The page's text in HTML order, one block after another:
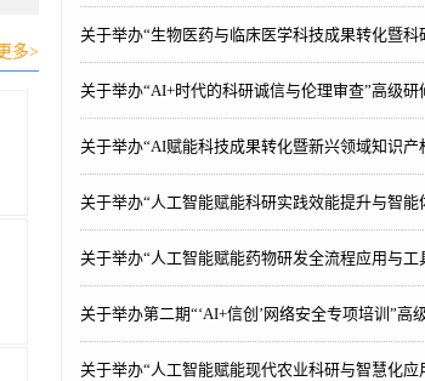
多>
关于举办“生物医药与临床医学科技成果转化暨
关于举办“AI+时代的科研诚信与伦理审查”高级研
关于举办“AI赋能科技成果转化暨新兴领域知识
关于举办“人工智能赋能科研实践效能提升与智能
关于举办“人工智能赋能药物研发全流程应用与工
关于举办第二期“‘AI+信创’网络安全专项培训”高
关于举办“人工智能赋能现代农业科研与智慧化应